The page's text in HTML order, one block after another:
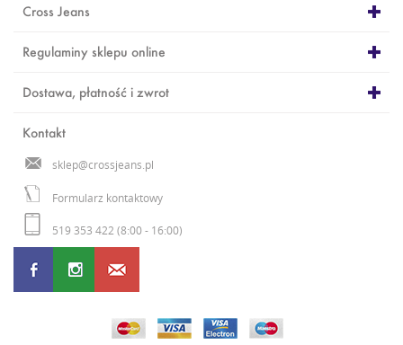
Cross Jeans
Regulaminy sklepu online
Dostawa, płatność i zwrot
Kontakt
sklep@crossjeans.pl
Formularz kontaktowy
519 353 422 (8:00 - 16:00)